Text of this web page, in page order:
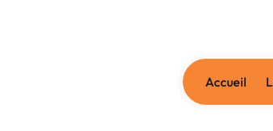
Accueil